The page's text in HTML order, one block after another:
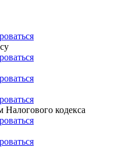
кодекса